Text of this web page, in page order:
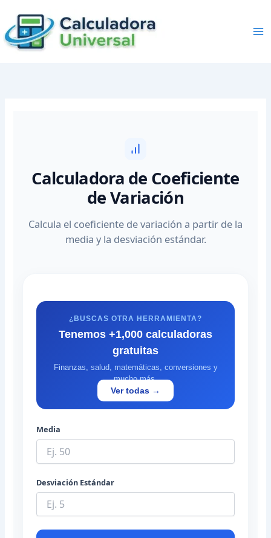
content
Calculadora de Coeficiente
de Variación
Calcula el coeficiente de variación a partir de la
media y la desviación estándar.
¿BUSCAS OTRA HERRAMIENTA?
Tenemos +1,000 calculadoras
gratuitas
Finanzas, salud, matemáticas, conversiones y
mucho más.
Ver todas →
Media
Desviación Estándar